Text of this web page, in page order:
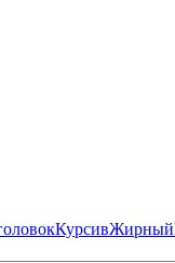
КурсивЖирный